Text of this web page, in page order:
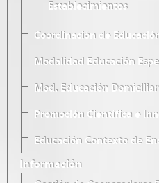
Establecimientos
Coordinación de
Modalidad Educación
Mod. Educación
Promoción Científica e
Educación Contexto de
Información